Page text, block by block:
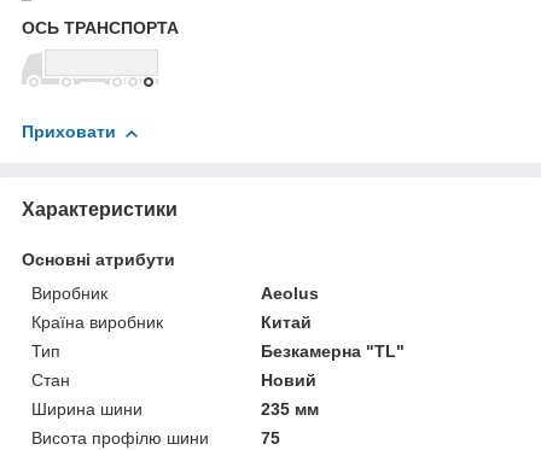
ОСЬ ТРАНСПОРТА
Приховати
Характеристики
Основні атрибути
Виробник
Aeolus
Країна виробник
Китай
Тип
Безкамерна "TL"
Стан
Новий
Ширина шини
235 мм
Висота профілю шини
75